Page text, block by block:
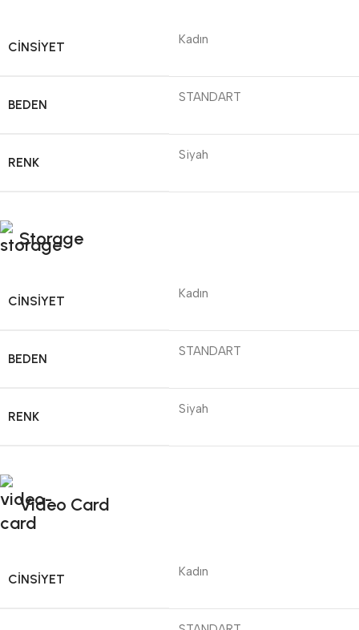
CINSIYET Kadın
BEDEN STANDART
RENK Siyah
Storage
CINSIYET Kadın
BEDEN STANDART
RENK Siyah
Video Card
CINSIYET Kadın